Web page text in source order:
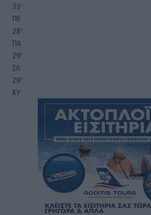
33°
ΠΕ
28°
ΠΑ
29°
ΣΑ
29°
ΚΥ